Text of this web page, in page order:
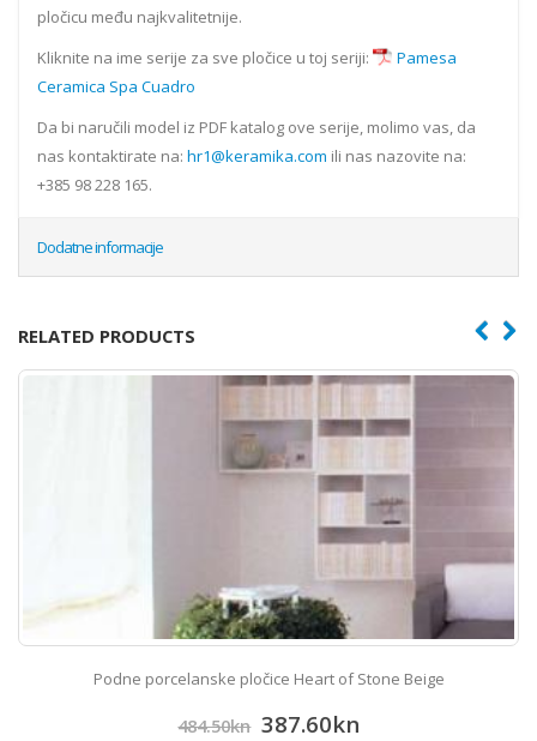
pločicu među najkvalitetnije.
Kliknite na ime serije za sve pločice u toj seriji:
Pamesa
Ceramica Spa Cuadro
Da bi naručili model iz PDF katalog ove serije, molimo vas, da
nas kontaktirate na: hr1@keramika.com ili nas nazovite na:
+385 98 228 165.
Dodatne informacije
RELATED PRODUCTS
Podne porcelanske pločice Heart of Stone Beige
484.50kn 387.60kn